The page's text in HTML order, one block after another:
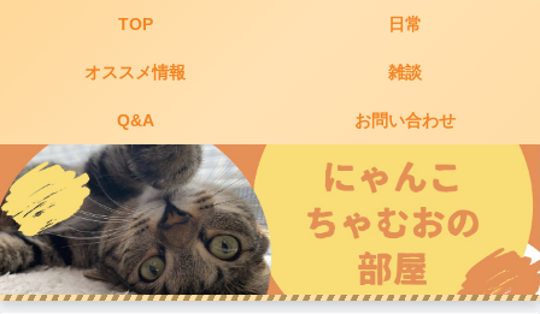
TOP 日常
オススメ情報 雑談
Q&A お問い合わせ